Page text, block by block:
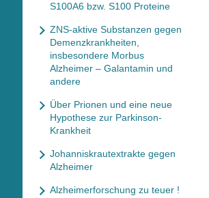
S100A6 bzw. S100 Proteine
ZNS-aktive Substanzen gegen
Demenzkrankheiten,
insbesondere Morbus
Alzheimer – Galantamin und
andere
Über Prionen und eine neue
Hypothese zur Parkinson-
Krankheit
Johanniskrautextrakte gegen
Alzheimer
Alzheimerforschung zu teuer !